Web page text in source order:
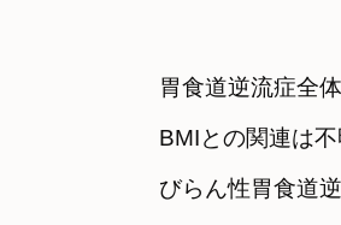
胃食道逆流症全
BMIとの関連は
びらん性胃食道